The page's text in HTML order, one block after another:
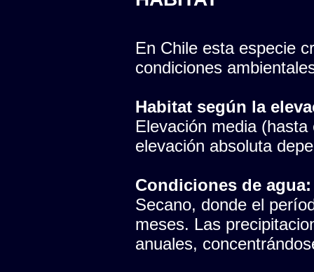
En Chile esta especie
condiciones
Habitat según la
Elevación media
elevación absoluta
Condiciones de agua:
Secano, donde el
meses. Las
anuales,